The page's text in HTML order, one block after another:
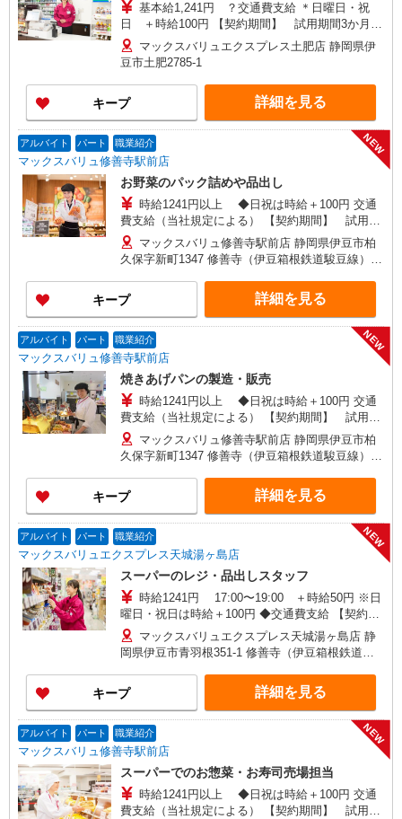
基本給1,241円 ？交通費支給 ＊日曜日・祝
日 ＋時給100円 【契約期間】 試用期間3か月
後、6か月ごと更新 ＊試用期間中も条件は同じで
す ？社会保険付き登用あり （10時〜19時）
マックスバリュエクスプレス土肥店 静岡県伊
豆市土肥2785-1
キープ 詳細を見る
アルバイト パート 職業紹介
マックスバリュ修善寺駅前店
NEW
お野菜のパック詰めや品出し
時給1241円以上 ◆日祝は時給＋100円 交通
費支給（当社規定による） 【契約期間】 試用期
間3カ月後、6カ月ごと更新 ※試用期間中も条件は
同じです
マックスバリュ修善寺駅前店 静岡県伊豆市柏
久保字新町1347 修善寺（伊豆箱根鉄道駿豆線）北
13分）,大仁（伊豆箱根鉄道駿豆線）（約33分）
キープ 詳細を見る
アルバイト パート 職業紹介
マックスバリュ修善寺駅前店
NEW
焼きあげパンの製造・販売
時給1241円以上 ◆日祝は時給＋100円 交通
費支給（当社規定による） 【契約期間】 試用期
間3カ月後、6カ月ごと更新 ※試用期間中も条件は
同じです
マックスバリュ修善寺駅前店 静岡県伊豆市柏
久保字新町1347 修善寺（伊豆箱根鉄道駿豆線）北
13分）,大仁（伊豆箱根鉄道駿豆線）（約33分）
キープ 詳細を見る
アルバイト パート 職業紹介
マックスバリュエクスプレス天城湯ヶ島店
NEW
スーパーのレジ・品出しスタッフ
時給1241円 17:00〜19:00 ＋時給50円 ※日
曜日・祝日は時給＋100円 ◆交通費支給 【契約期
間】 試用期間3カ月後、6カ月ごと更新 ※試用期
間中も条件は同じです
マックスバリュエクスプレス天城湯ヶ島店 静
岡県伊豆市青羽根351-1 修善寺（伊豆箱根鉄道駿
線）（約97分）,大仁（伊豆箱根鉄道駿豆線）（約
105分）
キープ 詳細を見る
アルバイト パート 職業紹介
マックスバリュ修善寺駅前店
NEW
スーパーでのお惣菜・お寿司売場担当
時給1241円以上 ◆日祝は時給＋100円 交通
費支給（当社規定による） 【契約期間】 試用期